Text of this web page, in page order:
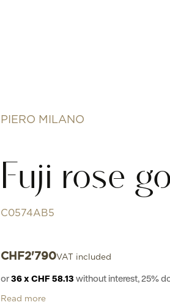
PIERO MILANO
Fuji rose
C0574AB5
CHF2'790VAT included
or 36 x CHF 58.13 without interest, 25%
Read more